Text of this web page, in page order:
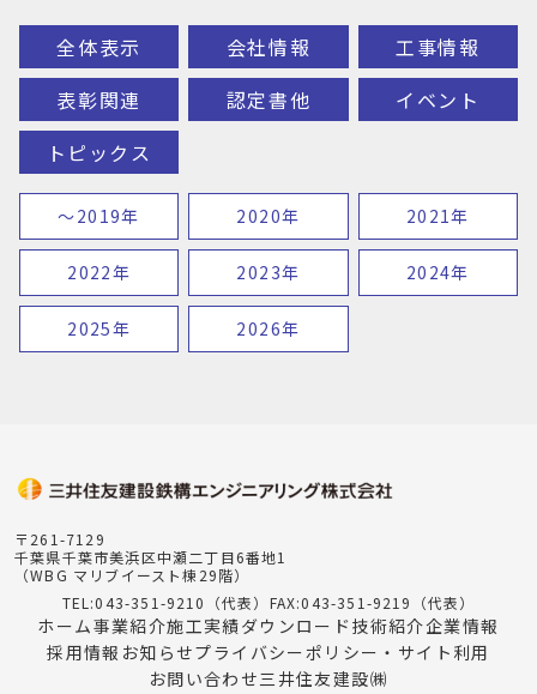
全体表示 会社情報
工事情報
表彰関連
認定書他
イベント
トピックス
〜2019年 2020年 2021年
2022年 2023年 2024年
2025年 2026年
〒261-7129
千葉県千葉市美浜区中瀬二丁目6番地1
（WBG マリブイースト棟29階）
TEL:043-351-9210（代表） FAX:043-351-9219（代表）
ホーム事業紹介施工実績ダウンロード 技術紹介企業情報
採用情報 お知らせプライバシーポリシー・サイト利用
お問い合わせ三井住友建設㈱